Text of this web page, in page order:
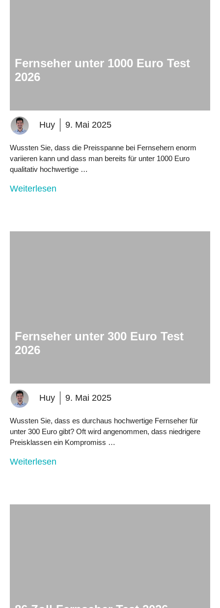
Fernseher unter 1000 Euro Test
2026
Huy 9. Mai 2025
Wussten Sie, dass die Preisspanne bei Fernsehern enorm
variieren kann und dass man bereits für unter 1000 Euro
qualitativ hochwertige …
Weiterlesen
Fernseher unter 300 Euro Test
2026
Huy 9. Mai 2025
Wussten Sie, dass es durchaus hochwertige Fernseher für
unter 300 Euro gibt? Oft wird angenommen, dass niedrigere
Preisklassen ein Kompromiss …
Weiterlesen